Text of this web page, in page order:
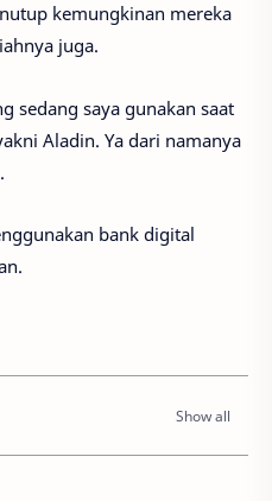
kemungkinan mereka
juga.
sedang saya gunakan saat
Aladin. Ya dari namanya
bank digital